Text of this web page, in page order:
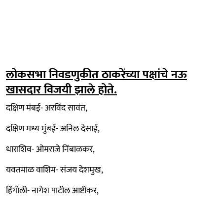
लोकसभा निवडणुकीत ठाकरेंच्या पक्षांचे नऊ
खासदार विजयी झाले होते.
दक्षिण मंबई- अरविंद सावंत,
दक्षिण मध्य मुंबई- अनिल देसाई,
धाराशिव- ओमराजे निंबाळकर,
यवतमाळ वाशिम- संजय देशमुख,
हिंगोली- नागेश पाटील आष्टीकर,